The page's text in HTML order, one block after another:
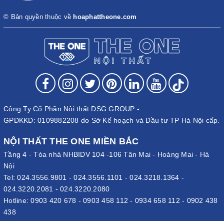
© Bản quyền thuộc về hoaphattheone.com
Công Ty Cổ Phần Nội thất DSG GROUP -
GPĐKKD: 0109882208 do Sở Kế hoạch và Đầu tư TP Hà Nội cấp.
NỘI THẤT THE ONE MIỀN BẮC
Tầng 4 - Tòa nhà NHBIDV 104 -106 Tân Mai - Hoàng Mai - Hà
Nội
Tel:024.3556.9801 -024.3556.1101 -024.3218.1364 -
024.3220.2081 - 024.3220.2080
Hotline:0903 420 678 - 0903 458 112 - 0934 658 112 - 0902 438
438